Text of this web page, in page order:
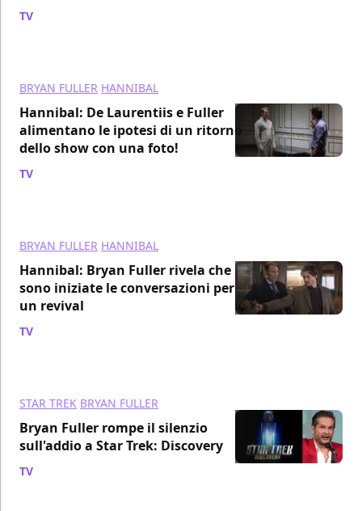
TV
BRYAN FULLER HANNIBAL
Hannibal: De Laurentiis e Fuller
alimentano le ipotesi di un ritorno
dello show con una foto!
TV
BRYAN FULLER HANNIBAL
Hannibal: Bryan Fuller rivela che
sono iniziate le conversazioni per
un revival
TV
STAR TREK BRYAN FULLER
Bryan Fuller rompe il silenzio
sull'addio a Star Trek: Discovery
TV